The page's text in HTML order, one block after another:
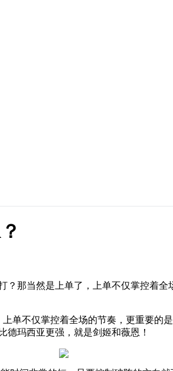
那当然是上单了，上单不仅掌控着
单不仅掌控着全场的节奏，更重要的
德玛西亚更强，就是剑姬和薇恩！